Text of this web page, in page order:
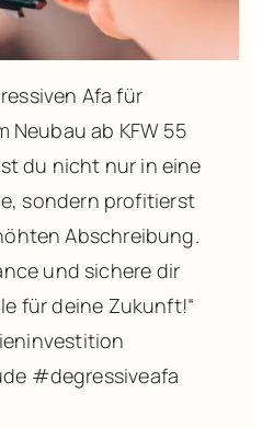
Afa für
Neubau ab KFW 55
du nicht nur in eine
sondern profitierst
Abschreibung.
und sichere dir
für deine Zukunft!“
#degressiveafa